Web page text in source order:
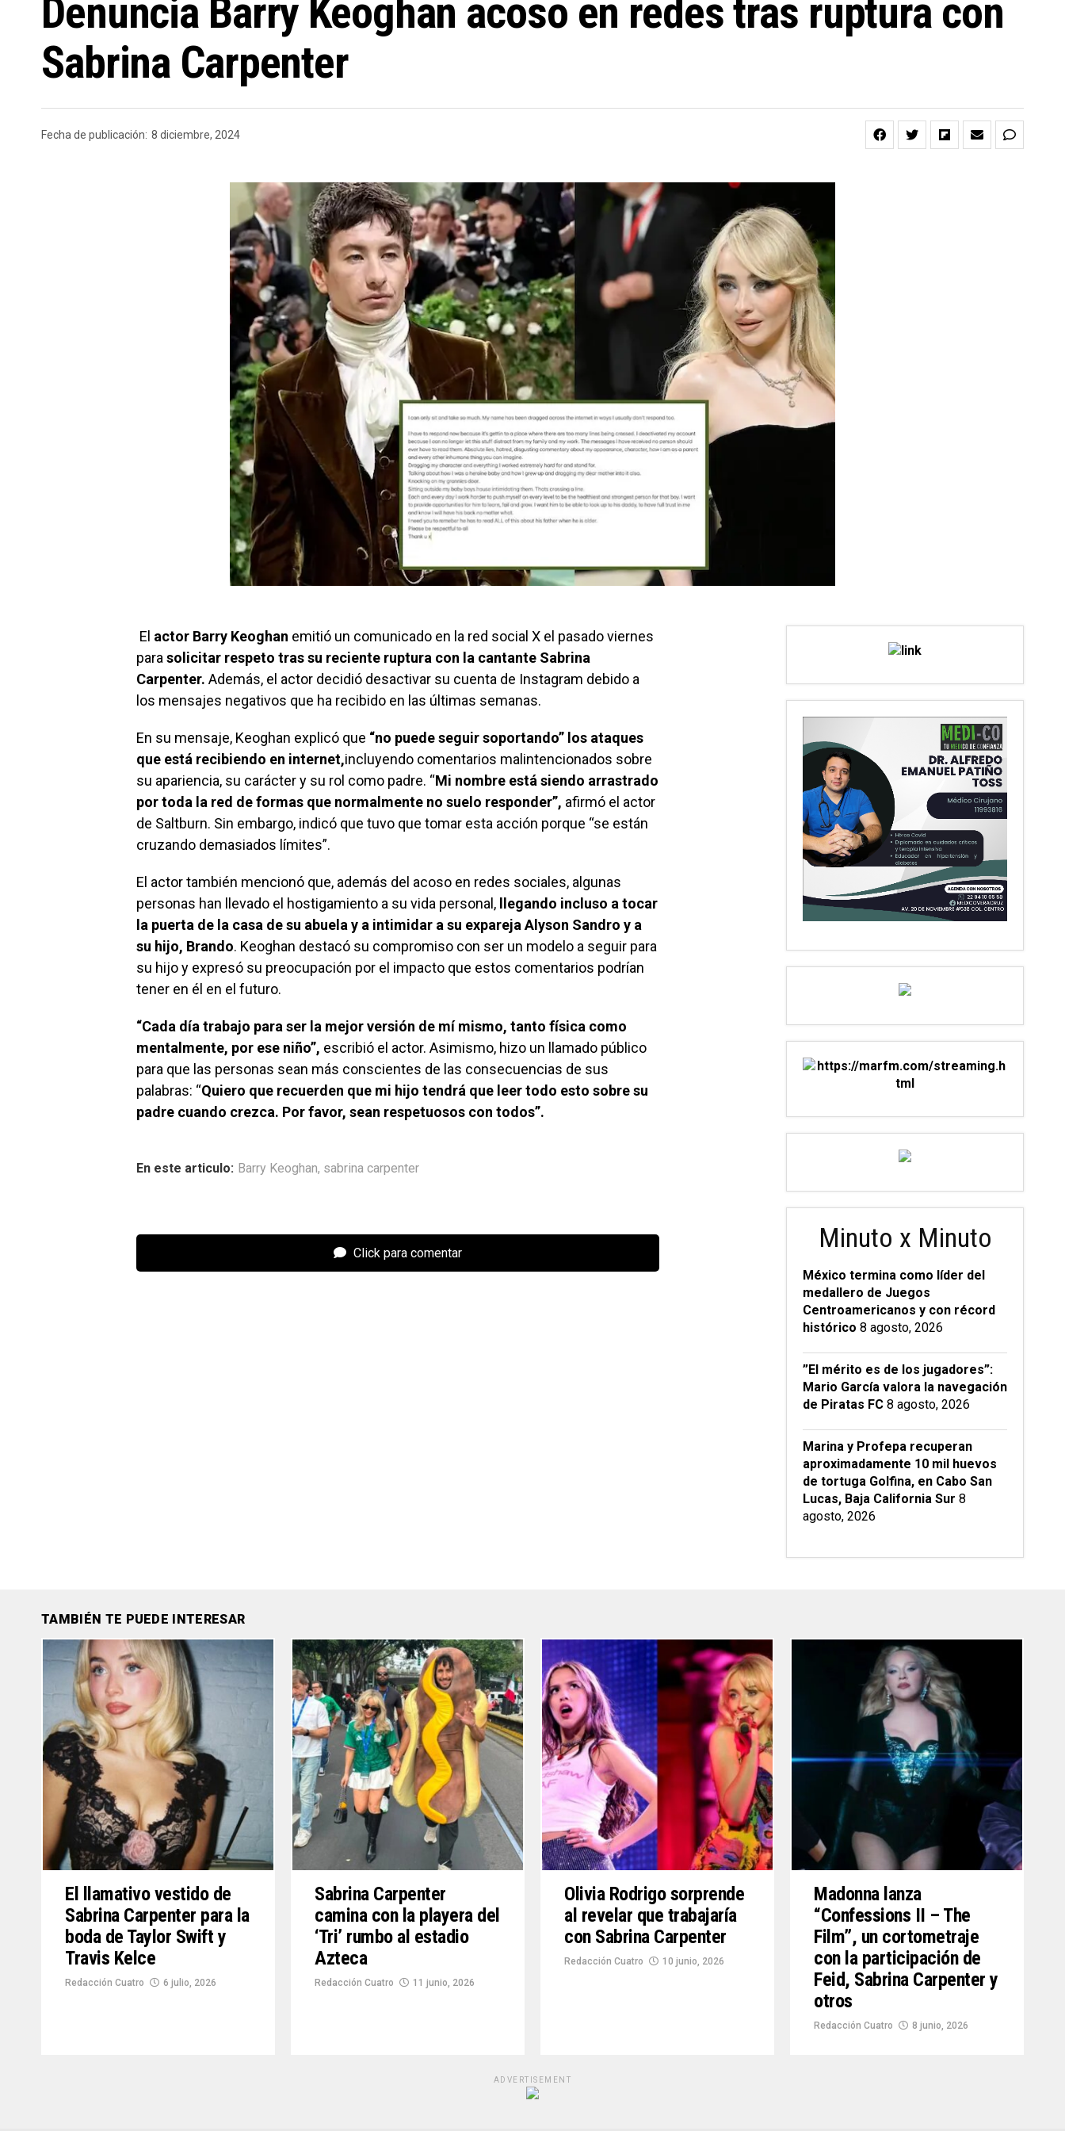
Denuncia Barry Keoghan acoso en redes tras ruptura con
Sabrina Carpenter
Fecha de publicación: 8 diciembre, 2024
El actor Barry Keoghan emitió un comunicado en la red social X el pasado viernes
parasolicitar respeto tras su reciente ruptura con la cantante Sabrina
Carpenter. Además, el actor decidió desactivar su cuenta de Instagram debido a
los mensajes negativos que ha recibido en las últimas semanas.
En su mensaje, Keoghan explicó que “no puede seguir soportando” los ataques
que está recibiendo en internet,incluyendo comentarios malintencionados sobre
su apariencia, su carácter y su rol como padre. “Mi nombre está siendo arrastrado
por toda la red de formas que normalmente no suelo responder”, afirmó el actor
de Saltburn. Sin embargo, indicó que tuvo que tomar esta acción porque “se están
cruzando demasiados límites”.
El actor también mencionó que, además del acoso en redes sociales, algunas
personas han llevado el hostigamiento a su vida personal,
llegando incluso a tocar
la puerta de la casa de su abuela y a intimidar a su expareja Alyson Sandro y a
su hijo, Brando. Keoghan destacó su compromiso con ser un modelo a seguir para
su hijo y expresó su preocupación por el impacto que estos comentarios podrían
tener en él en el futuro.
“Cada día trabajo para ser la mejor versión de mí mismo, tanto física como
mentalmente, por ese niño”, escribió el actor. Asimismo, hizo un llamado público
para que las personas sean más conscientes de las consecuencias de sus
palabras: “Quiero que recuerden que mi hijo tendrá que leer todo esto sobre su
padre cuando crezca. Por favor, sean respetuosos con todos”.
En este articulo: Barry Keoghan, sabrina carpenter
Click para comentar Minuto x Minuto
México termina como líder del
medallero de Juegos
Centroamericanos y con récord
histórico 8 agosto, 2026
”El mérito es de los jugadores”:
Mario García valora la navegación
de Piratas FC 8 agosto, 2026
Marina y Profepa recuperan
aproximadamente 10 mil huevos
de tortuga Golfina, en Cabo San
Lucas, Baja California Sur 8
agosto, 2026
TAMBIÉN TE PUEDE INTERESAR
El llamativo vestido de
Sabrina Carpenter para la
boda de Taylor Swift y
Travis Kelce
Redacción Cuatro 6 julio, 2026
Sabrina Carpenter
camina con la playera del
‘Tri’ rumbo al estadio
Azteca
Redacción Cuatro 11 junio, 2026
Olivia Rodrigo sorprende
al revelar que trabajaría
con Sabrina Carpenter
Redacción Cuatro 10 junio, 2026
Madonna lanza
“Confessions II – The
Film”, un cortometraje
con la participación de
Feid, Sabrina Carpenter y
otros
Redacción Cuatro 8 junio, 2026
ADVERTISEMENT